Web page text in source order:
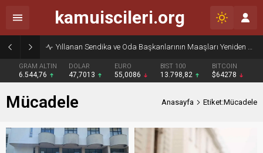
Yıllanan Sendika ve Oda Başkanlarının Maaşları Yeniden Gündemde
GRAM ALTIN
6.544,76
DOLAR
47,7013
EURO
55,0086
BIST 100
13.798,82
BITCOIN
$64278
kamuiscileri.org
Mücadele Anasayfa Etiket:Mücadele